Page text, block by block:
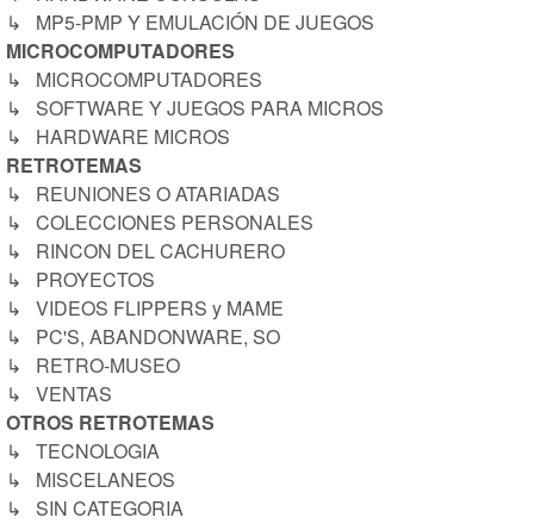
↳ MP5-PMP Y EMULACIÓN DE JUEGOS
MICROCOMPUTADORES
↳ MICROCOMPUTADORES
↳ SOFTWARE Y JUEGOS PARA MICROS
↳ HARDWARE MICROS
RETROTEMAS
↳ REUNIONES O ATARIADAS
↳ COLECCIONES PERSONALES
↳ RINCON DEL CACHURERO
↳ PROYECTOS
↳ VIDEOS FLIPPERS y MAME
↳ PC'S, ABANDONWARE, SO
↳ RETRO-MUSEO
↳ VENTAS
OTROS RETROTEMAS
↳ TECNOLOGIA
↳ MISCELANEOS
↳ SIN CATEGORIA